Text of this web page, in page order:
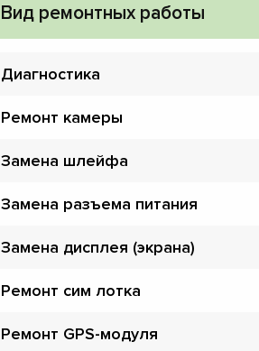
Вид ремонтных работы
Диагностика
Ремонт камеры
Замена шлейфа
Замена разъема питания
Замена дисплея (экрана)
Ремонт сим лотка
Ремонт GPS-модуля